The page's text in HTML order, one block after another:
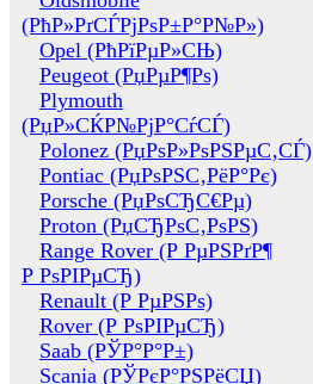
(РћР»РґСЃРјРѕР±Р°Р№Р»)
Opel (РћРїРµР»СЊ)
Peugeot (РџРµР¶Рѕ)
Plymouth
(РџР»СЌР№РјР°СѓСЃ)
Polonez (РџРѕР»РѕРЅРµС‚СЃ)
Pontiac (РџРѕРЅС‚РёР°Рє)
Porsche (РџРѕСЂС€Рµ)
Proton (РџСЂРѕС‚РѕРЅ)
Range Rover (Р РµРЅРґР¶
Р РѕРІРµСЂ)
Renault (Р РµРЅРѕ)
Rover (Р РѕРІРµСЂ)
Saab (РЎР°Р°Р±)
Scania (РЎРєР°РЅРёСЏ)